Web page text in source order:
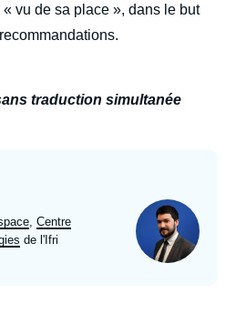
vu de sa place », dans le but
traduction simultanée
Centre
de l'Ifri
Photo